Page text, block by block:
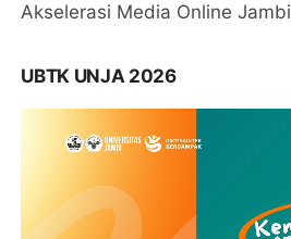
Akselerasi Media Online Jambi
UBTK UNJA 2026